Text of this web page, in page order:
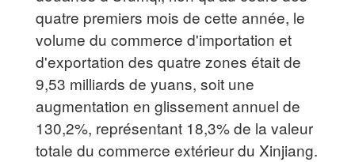
quatre premiers mois de cette année, le
volume du commerce d'importation et
d'exportation des quatre zones était de
9,53 milliards de yuans, soit une
augmentation en glissement annuel de
130,2%, représentant 18,3% de la valeur
totale du commerce extérieur du Xinjiang.